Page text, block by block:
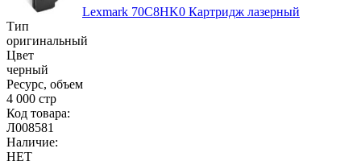
Lexmark 70C8HK0 Картридж лазерный
Тип
оригинальный
Цвет
черный
Ресурс, объем
4 000 стр
Код товара:
Л008581
Наличие:
НЕТ